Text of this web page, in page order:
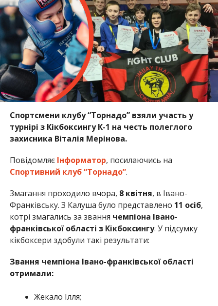
Спортсмени клубу “Торнадо” взяли участь у
турнірі з Кікбоксингу К-1 на честь полеглого
захисника Віталія Мерінова.
Повідомляє Інформатор, посилаючись на
Спортивний клуб “Торнадо”.
Змагання проходило вчора, 8 квітня, в Івано-
Франківську. З Калуша було представлено 11 осіб,
котрі змагались за звання чемпіона Івано-
франківської області з Кікбоксингу. У підсумку
кікбоксери здобули такі результати:
Звання чемпіона Івано-франківської області
отримали:
Жекало Ілля;